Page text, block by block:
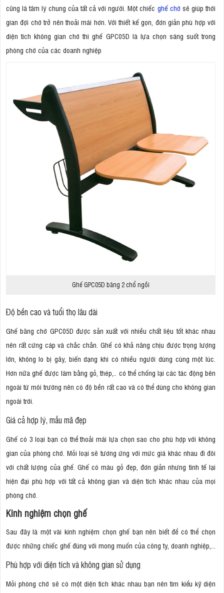
cũng là tâm lý chung của tất cả với người. Một chiếc ghế chờ sẽ giúp thời
gian đợi chờ trở nên thoải mái hơn. Với thiết kế gọn, đơn giản phù hợp với
diện tích không gian chờ thì ghế GPC05D là lựa chọn sáng suốt trong
phòng chờ của các doanh nghiệp
Ghế GPC05D băng 2 chổ ngồi
Độ bền cao và tuổi thọ lâu dài
Ghế băng chờ GPC05D được sản xuất với nhiều chất liệu tốt khác nhau
nên rất cứng cáp và chắc chắn. Ghế có khả năng chịu được trọng lượng
lớn, không lo bị gãy, biến dạng khi có nhiều người dùng cùng một lúc.
Hơn nữa ghế được làm bằng gỗ, thép,.. có thể chống lại các tác động bên
ngoài từ môi trường nên có độ bền rất cao và có thể dùng cho không gian
ngoài trời.
Giá cả hợp lý, mẫu mã đẹp
Ghế có 3 loại bạn có thể thoải mái lựa chọn sao cho phù hợp với không
gian của phòng chờ. Mỗi loại sẽ tương ứng với mức giá khác nhau đi đôi
với chất lượng của ghế. Ghế có màu gỗ đẹp, đơn giản nhưng tinh tế lại
hiện đại phù hợp với tất cả không gian và diện tích khác nhau của mọi
phòng chờ.
Kinh nghiệm chọn ghế
Sau đây là một vài kinh nghiệm chọn ghế bạn nên biết để có thể chọn
được những chiếc ghế đúng với mong muốn của công ty, doanh nghiệp,...
Phù hợp với diện tích và không gian sử dụng
Mỗi phòng chờ sẽ có một diện tích khác nhau bạn nên tìm kiểu kỹ diện